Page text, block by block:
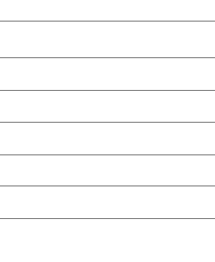
coluna e